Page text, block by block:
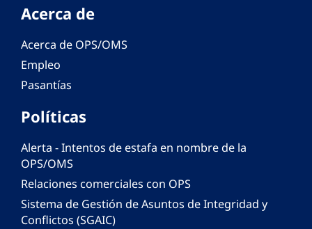
Acerca de
Acerca de OPS/OMS
Empleo
Pasantías
Políticas
Alerta - Intentos de estafa en nombre de la
OPS/OMS
Relaciones comerciales con OPS
Sistema de Gestión de Asuntos de Integridad y
Conflictos (SGAIC)